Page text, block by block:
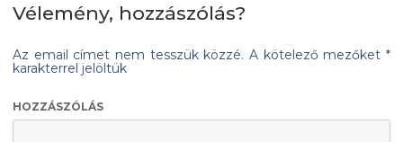
Vélemény, hozzászólás?
Az email címet nem tesszük közzé. A kötelező mezőket*
karakterrel jelöltük
HOZZÁSZÓLÁS